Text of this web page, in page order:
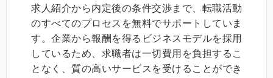
求人紹介から内定後の条件交渉まで、転職活動
のすべてのプロセスを無料でサポートしていま
す。企業から報酬を得るビジネスモデルを採用
しているため、求職者は一切費用を負担するこ
となく、質の高いサービスを受けることができ